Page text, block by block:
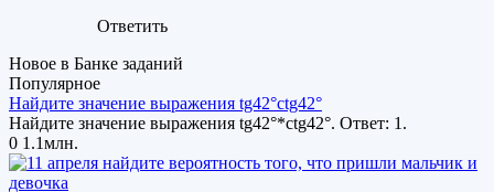
Ответить
Новое в Банке заданий
Популярное
Найдите значение выражения tg42°ctg42°
Найдите значение выражения tg42°*ctg42°. Ответ: 1.
0 1.1млн.